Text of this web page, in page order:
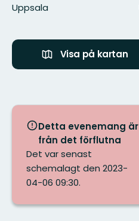
Uppsala
Visa på kartan
Detta evenemang är
från det förflutna
Det var senast
schemalagt den 2023-
04-06 09:30.